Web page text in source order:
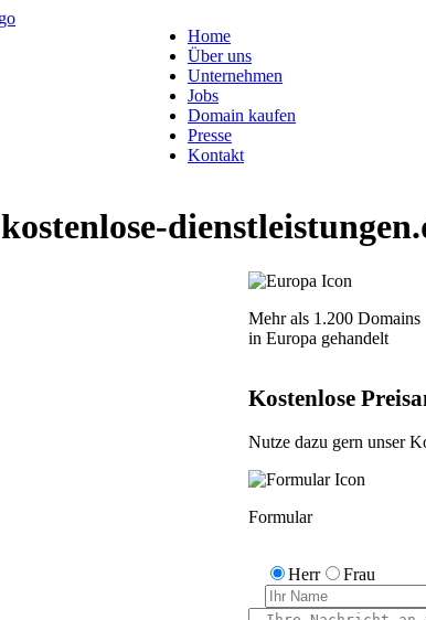
Home
Über uns
Unternehmen
Jobs
Domain kaufen
Presse
Kontakt
kostenlose-
Mehr als 1.200 Domains
in Europa gehandelt
Kostenlose
Nutze dazu gern unser
Formular
Herr Frau